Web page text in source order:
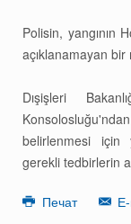
Polisin, yangının
açıklanamayan bir
Dışişleri
belirlenmesi için
gerekli tedbirlerin
Печат